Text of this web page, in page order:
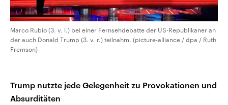
Marco Rubio (3. v. l.) bei einer Fernsehdebatte der US-Republikaner an
der auch Donald Trump (3. v. r.) teilnahm. (picture-alliance / dpa / Ruth
Fremson)
Trump nutzte jede Gelegenheit zu Provokationen und
Absurditäten